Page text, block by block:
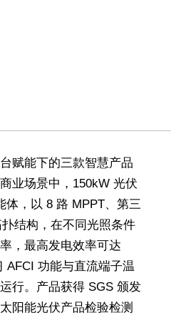
赋能下的三款智慧产品
业场景中，150kW 光伏
体，以 8 路 MPPT、第三
结构，在不同光照条件
，最高发电效率可达
AFCI 功能与直流端子温
行。产品获得 SGS 颁发
阳能光伏产品检验检测